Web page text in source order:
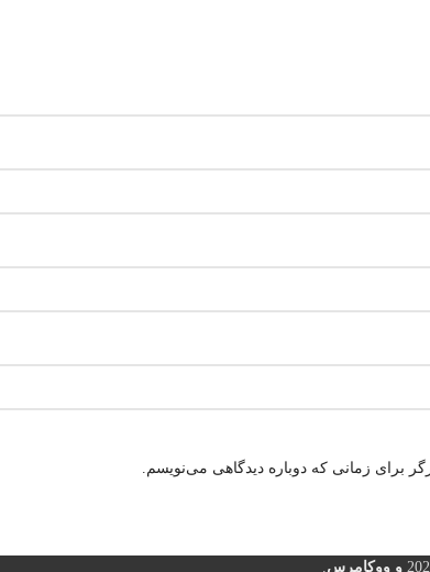
برای زمانی که دوباره دیدگاهی می‌نویسم.
و ووکامرس